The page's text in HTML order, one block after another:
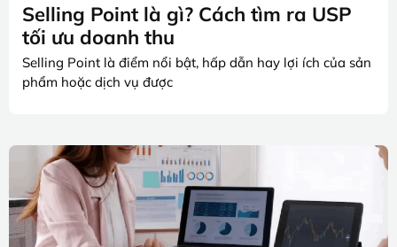
Selling Point là gì? Cách tìm ra USP
tối ưu doanh thu
Selling Point là điểm nổi bật, hấp dẫn hay lợi ích của sản
phẩm hoặc dịch vụ được